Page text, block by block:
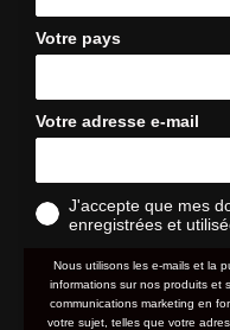
Votre pays
Votre adresse e-mail
J'accepte que mes
enregistrées et
Nous utilisons les e-mails et la
informations sur nos produits et
communications marketing en
votre sujet, telles que votre